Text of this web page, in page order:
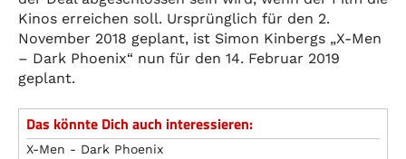
Kinos erreichen soll. Ursprünglich für den 2.
November 2018 geplant, ist Simon Kinbergs „X-Men
– Dark Phoenix“ nun für den 14. Februar 2019
geplant.
Das könnte Dich auch interessieren:
X-Men - Dark Phoenix